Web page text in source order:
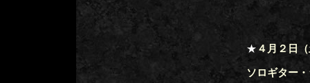
★ ４月２日
ソロギター